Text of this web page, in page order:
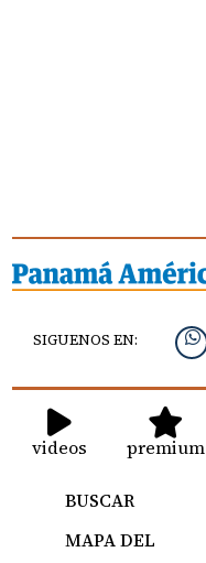
SIGUENOS EN:
videos premium
BUSCAR
MAPA DEL